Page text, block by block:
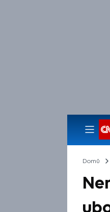
Domů